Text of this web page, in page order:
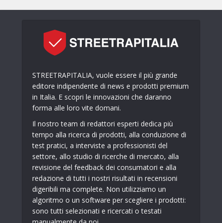
STREETRAPITALIA, vuole essere il più grande
editore indipendente di news e prodotti premium
in Italia. E scopri le innovazioni che daranno
forma alle loro vite domani.
Il nostro team di redattori esperti dedica più
tempo alla ricerca di prodotti, alla conduzione di
test pratici, a interviste a professionisti del
settore, allo studio di ricerche di mercato, alla
revisione del feedback dei consumatori e alla
redazione di tutti i nostri risultati in recensioni
digeribili ma complete. Non utilizziamo un
algoritmo o un software per scegliere i prodotti:
sono tutti selezionati e ricercati o testati